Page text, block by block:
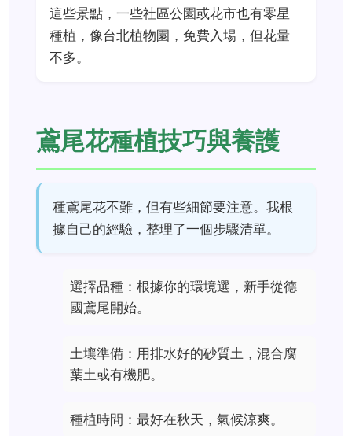
這些景點，一些社區公園或花市也有零星
種植，像台北植物園，免費入場，但花量
不多。
鳶尾花種植技巧與養護
種鳶尾花不難，但有些細節要注意。我根
據自己的經驗，整理了一個步驟清單。
選擇品種：根據你的環境選，新手從德
國鳶尾開始。
土壤準備：用排水好的砂質土，混合腐
葉土或有機肥。
種植時間：最好在秋天，氣候涼爽。